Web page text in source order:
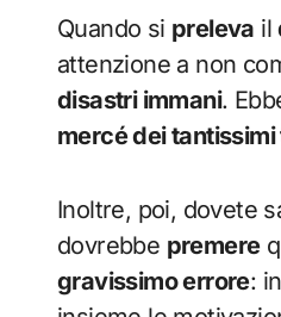
Quando si preleva il
attenzione a non
disastri immani.
mercé dei
Inoltre, poi, dovete
dovrebbe premere
gravissimo errore: